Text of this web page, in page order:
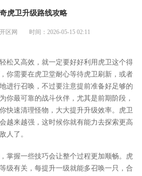
虎卫升级路线攻略
区网 时间：2026-05-15 02:11
松又高效，就一定要好好利用虎卫这个得
你需要在虎卫堂耐心等待虎卫刷新，或者
进行召唤，不过要注意提前准备好足够的
你最可靠的战斗伙伴，尤其是前期阶段，
快速清理怪物，大大提升升级效率。虎卫
越来越强，这时候你就有能力去探索更高
人了。
掌握一些技巧会让整个过程更加顺畅。虎
级有关，每提升一级就能多召唤一只，合